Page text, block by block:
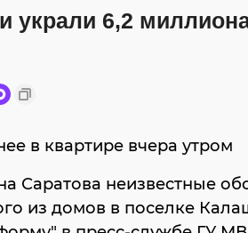
украли 6,2
в квартире вчера утром
Саратова неизвестные
из домов в поселке